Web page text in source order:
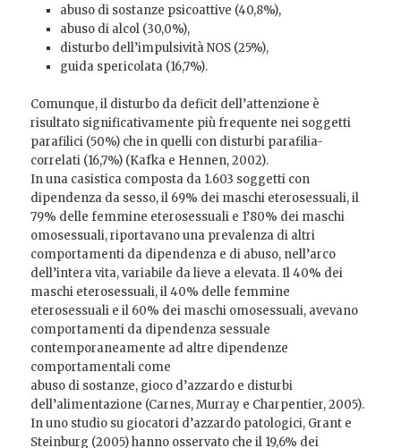
abuso di sostanze psicoattive (40,8%),
abuso di alcol (30,0%),
disturbo dell’impulsività NOS (25%),
guida spericolata (16,7%).
Comunque, il disturbo da deficit dell’attenzione è
risultato significativamente più frequente nei soggetti
parafilici (50%) che in quelli con disturbi parafilia-
correlati (16,7%) (Kafka e Hennen, 2002).
In una casistica composta da 1.603 soggetti con
dipendenza da sesso, il 69% dei maschi eterosessuali, il
79% delle femmine eterosessuali e 1’80% dei maschi
omosessuali, riportavano una prevalenza di altri
comportamenti da dipendenza e di abuso, nell’arco
dell’intera vita, variabile da lieve a elevata. Il 40% dei
maschi eterosessuali, il 40% delle femmine
eterosessuali e il 60% dei maschi omosessuali, avevano
comportamenti da dipendenza sessuale
contemporaneamente ad altre dipendenze
comportamentali come
abuso di sostanze, gioco d’azzardo e disturbi
dell’alimentazione (Carnes, Murray e Charpentier, 2005).
In uno studio su giocatori d’azzardo patologici, Grant e
Steinburg (2005) hanno osservato che il 19,6% dei